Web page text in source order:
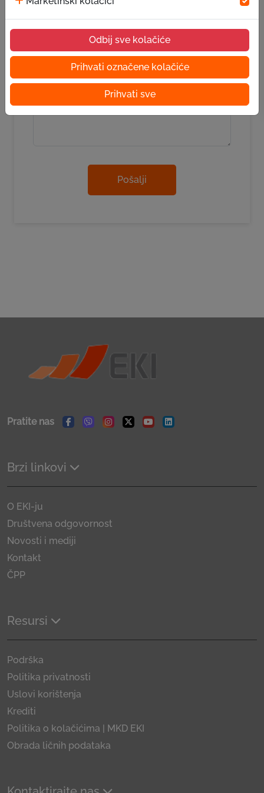
Odbij sve kolačiće
Prihvati označene kolačiće
Prihvati sve
Poruka
Pošalji
Pratite nas
Facebook
ViberInstagram
TwitterYoutubeLinkedin
Brzi linkovi
O EKI-ju
Društvena odgovornost
Novosti i mediji
Kontakt
ČPP
Resursi
Podrška
Politika privatnosti
Uslovi korištenja
Krediti
Politika o kolačićima | MKD EKI
Obrada ličnih podataka